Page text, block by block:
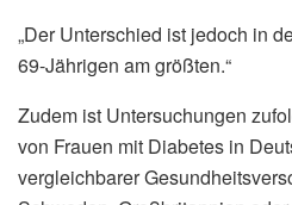
„Der Unterschied ist jedoch in
69-Jährigen am größten.“
Zudem ist Untersuchungen
von Frauen mit Diabetes in
vergleichbarer